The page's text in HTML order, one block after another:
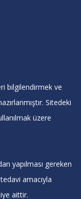
bilgilendirmek ve
Sitedeki
üzere
yapılması gereken
amacıyla
aittir.